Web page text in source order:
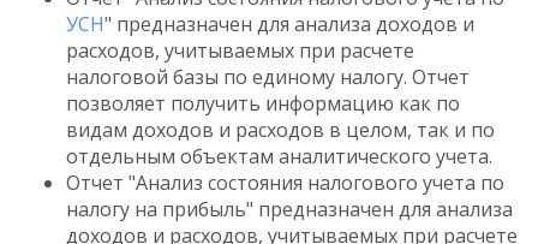
УСН" предназначен для анализа доходов и
расходов, учитываемых при расчете
налоговой базы по единому налогу. Отчет
позволяет получить информацию как по
видам доходов и расходов в целом, так и по
отдельным объектам аналитического учета.
Отчет "Анализ состояния налогового учета по
налогу на прибыль" предназначен для анализа
доходов и расходов, учитываемых при расчете